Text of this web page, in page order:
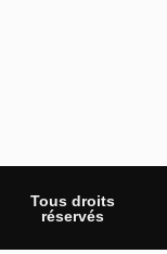
Tous droits
réservés